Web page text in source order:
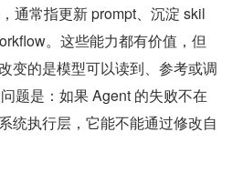
通常指更新 prompt、沉淀 skil
。这些能力都有价值，但
变的是模型可以读到、参考或调
题是：如果 Agent 的失败不在
统执行层，它能不能通过修改自